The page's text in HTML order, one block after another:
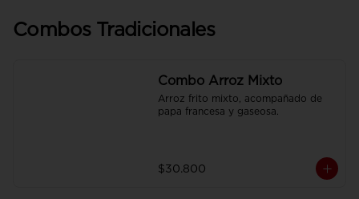
Combos Tradicionales
Combo Arroz Mixto
Arroz frito mixto, acompañado de
papa francesa y gaseosa.
$30.800